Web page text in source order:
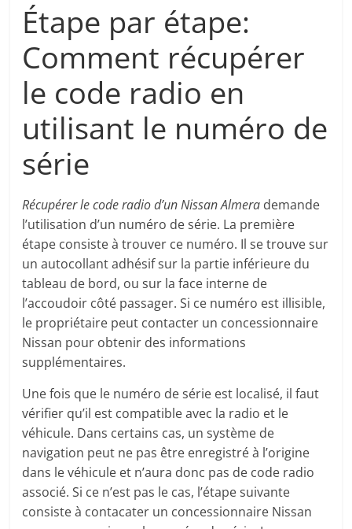
Étape par étape:
Comment récupérer
le code radio en
utilisant le numéro de
série
Récupérer le code radio d’un Nissan Almera demande
l’utilisation d’un numéro de série. La première
étape consiste à trouver ce numéro. Il se trouve sur
un autocollant adhésif sur la partie inférieure du
tableau de bord, ou sur la face interne de
l’accoudoir côté passager. Si ce numéro est illisible,
le propriétaire peut contacter un concessionnaire
Nissan pour obtenir des informations
supplémentaires.
Une fois que le numéro de série est localisé, il faut
vérifier qu’il est compatible avec la radio et le
véhicule. Dans certains cas, un système de
navigation peut ne pas être enregistré à l’origine
dans le véhicule et n’aura donc pas de code radio
associé. Si ce n’est pas le cas, l’étape suivante
consiste à contacater un concessionnaire Nissan